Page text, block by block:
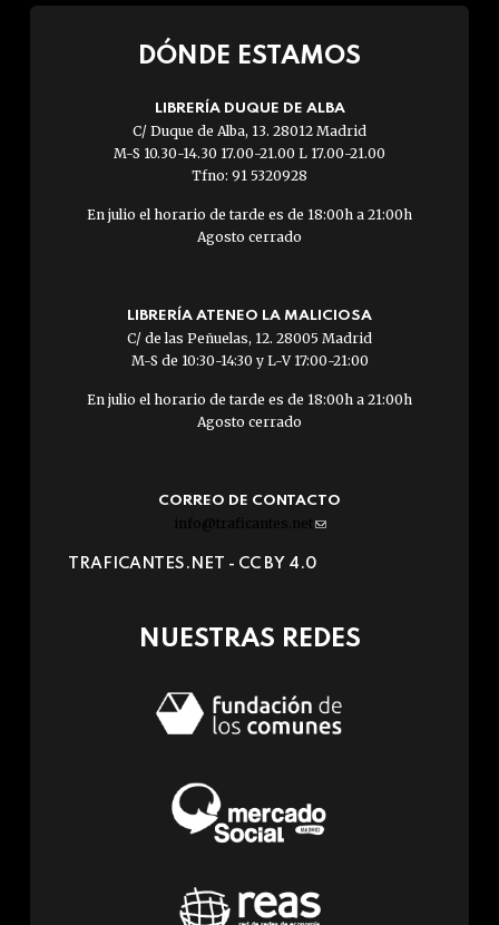
DÓNDE ESTAMOS
LIBRERÍA DUQUE DE ALBA
C/ Duque de Alba, 13. 28012 Madrid
M-S 10.30-14.30 17.00-21.00 L 17.00-21.00
Tfno: 91 5320928
En julio el horario de tarde es de 18:00h a 21:00h
Agosto cerrado
LIBRERÍA ATENEO LA MALICIOSA
C/ de las Peñuelas, 12. 28005 Madrid
M-S de 10:30-14:30 y L-V 17:00-21:00
En julio el horario de tarde es de 18:00h a 21:00h
Agosto cerrado
CORREO DE CONTACTO
info@traficantes.net (link
e-
TRAFICANTES.NET - CC BY 4.0
NUESTRAS REDES